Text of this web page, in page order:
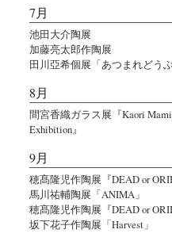
7月
池田大介陶展
加藤亮太郎作陶展
田川亞希個展「あつまれどう
8月
間宮香織ガラス展『Kaori
Exhibition』
9月
穂髙隆児作陶展『DEAD or
馬川祐輔陶展「ANIMA」
穂髙隆児作陶展『DEAD or
坂下花子作陶展「Harvest」